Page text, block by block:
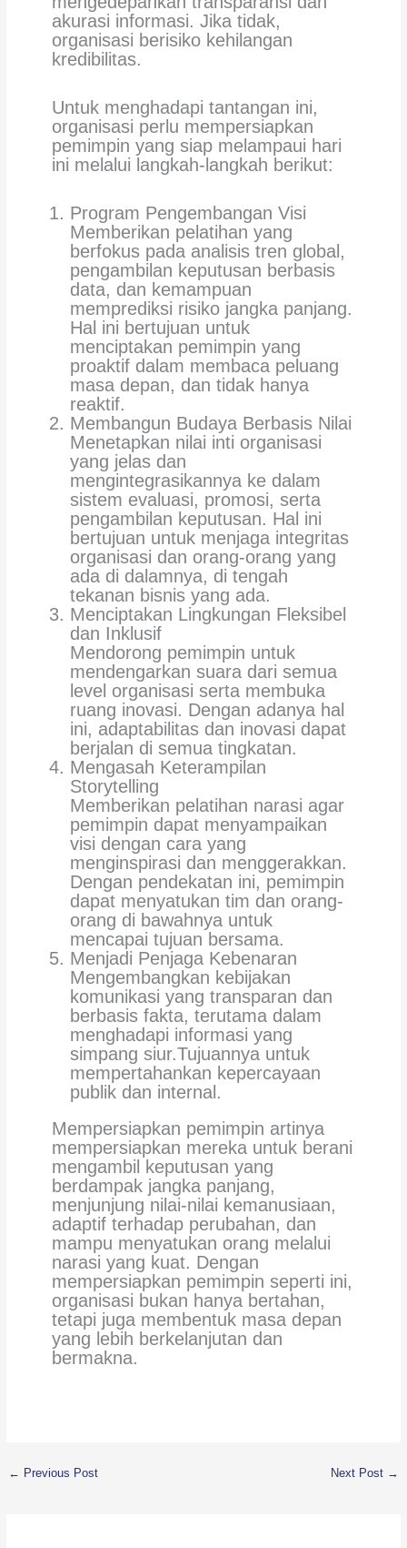
akurasi informasi. Jika tidak,
organisasi berisiko kehilangan
kredibilitas.
Untuk menghadapi tantangan ini,
organisasi perlu mempersiapkan
pemimpin yang siap melampaui hari
ini melalui langkah-langkah berikut:
Program Pengembangan Visi
Memberikan pelatihan yang
berfokus pada analisis tren global,
pengambilan keputusan berbasis
data, dan kemampuan
memprediksi risiko jangka panjang.
Hal ini bertujuan untuk
menciptakan pemimpin yang
proaktif dalam membaca peluang
masa depan, dan tidak hanya
reaktif.
Membangun Budaya Berbasis Nilai
Menetapkan nilai inti organisasi
yang jelas dan
mengintegrasikannya ke dalam
sistem evaluasi, promosi, serta
pengambilan keputusan. Hal ini
bertujuan untuk menjaga integritas
organisasi dan orang-orang yang
ada di dalamnya, di tengah
tekanan bisnis yang ada.
Menciptakan Lingkungan Fleksibel
dan Inklusif
Mendorong pemimpin untuk
mendengarkan suara dari semua
level organisasi serta membuka
ruang inovasi. Dengan adanya hal
ini, adaptabilitas dan inovasi dapat
berjalan di semua tingkatan.
Mengasah Keterampilan
Storytelling
Memberikan pelatihan narasi agar
pemimpin dapat menyampaikan
visi dengan cara yang
menginspirasi dan menggerakkan.
Dengan pendekatan ini, pemimpin
dapat menyatukan tim dan orang-
orang di bawahnya untuk
mencapai tujuan bersama.
Menjadi Penjaga Kebenaran
Mengembangkan kebijakan
komunikasi yang transparan dan
berbasis fakta, terutama dalam
menghadapi informasi yang
simpang siur.Tujuannya untuk
mempertahankan kepercayaan
publik dan internal.
Mempersiapkan pemimpin artinya
mempersiapkan mereka untuk berani
mengambil keputusan yang
berdampak jangka panjang,
menjunjung nilai-nilai kemanusiaan,
adaptif terhadap perubahan, dan
mampu menyatukan orang melalui
narasi yang kuat. Dengan
mempersiapkan pemimpin seperti ini,
organisasi bukan hanya bertahan,
tetapi juga membentuk masa depan
yang lebih berkelanjutan dan
bermakna.
← Previous Post Next Post →